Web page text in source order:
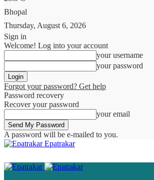
Bhopal
Thursday, August 6, 2026
Sign in
Welcome! Log into your account
your username
your password
Forgot your password? Get help
Password recovery
Recover your password
your email
A password will be e-mailed to you.
Epatrakar